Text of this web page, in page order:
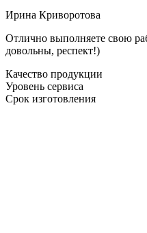
Ирина Криворотова
Отлично выполняете свою
довольны, респект!)
Качество продукции
Уровень сервиса
Срок изготовления